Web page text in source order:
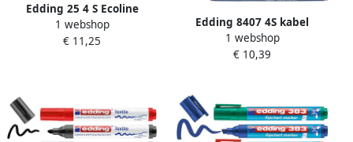
Edding 25 4 S Ecoline
permanent marker set
assorti 4 stuks 1mm
1 webshop
€ 11,25
Edding 8407 4S kabel
marker set assorti 4 stuks:
zwart rood blauw groen 0
1 webshop
€ 10,39